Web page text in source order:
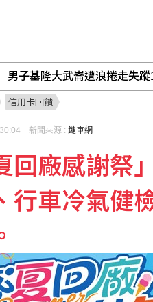
富采第2季售廠挹注獲利 估
foodpanda：外送專法後成
男子基隆大武崙遭浪捲走失
信用卡回饋
新聞來源 : 鏈車網
回廠感謝祭
行車冷氣健